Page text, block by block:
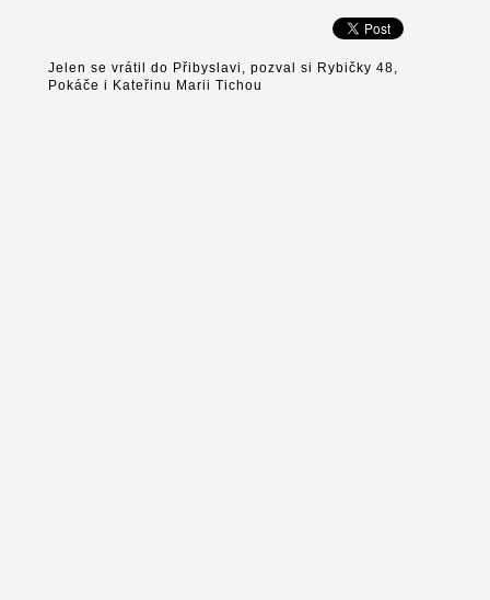
Jelen se vrátil do Přibyslavi, pozval si Rybičky 48,
Pokáče i Kateřinu Marii Tichou